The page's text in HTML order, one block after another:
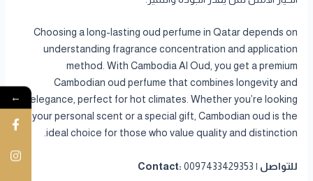
Choosing a long-lasting oud perfume in Qatar depends on
understanding fragrance concentration and application
method. With Cambodia Al Oud, you get a premium
Cambodian oud perfume that combines longevity and
elegance, perfect for hot climates. Whether you’re looking
for your personal scent or a special gift, Cambodian oud is the
ideal choice for those who value quality and distinction.
للتواصل | Contact: 0097433429353
←